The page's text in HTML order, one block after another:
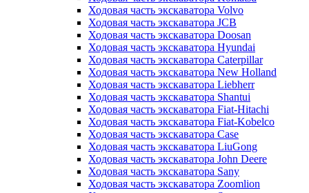
Ходовая часть экскаватора Volvo
Ходовая часть экскаватора JCB
Ходовая часть экскаватора Doosan
Ходовая часть экскаватора Hyundai
Ходовая часть экскаватора Caterpillar
Ходовая часть экскаватора New Holland
Ходовая часть экскаватора Liebherr
Ходовая часть экскаватора Shantui
Ходовая часть экскаватора Fiat-Hitachi
Ходовая часть экскаватора Fiat-Kobelco
Ходовая часть экскаватора Case
Ходовая часть экскаватора LiuGong
Ходовая часть экскаватора John Deere
Ходовая часть экскаватора Sany
Ходовая часть экскаватора Zoomlion